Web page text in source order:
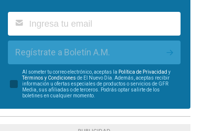
Regístrate a Boletín A.M.
Al someter tu correo electrónico, aceptas la Política de Privacidad y
Términos y Condiciones de El Nuevo Día. Además, aceptas recibir
información u ofertas especiales de productos o servicios de GFR
Media, sus afiliadas o de terceros. Podrás optar salirte de los
boletines en cualquier momento.